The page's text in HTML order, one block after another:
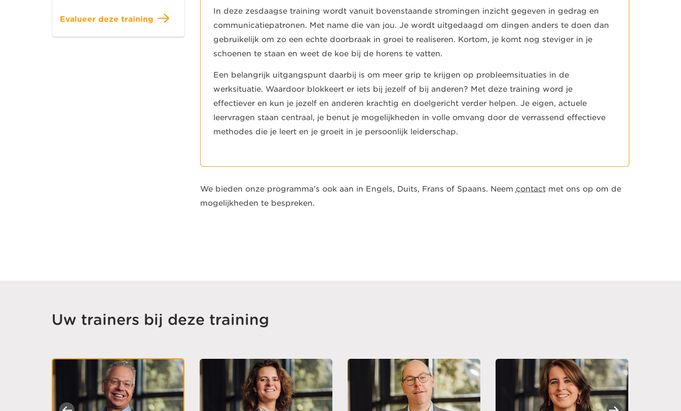
In deze zesdaagse training wordt vanuit bovenstaande stromingen inzicht gegeven in gedrag en
communicatiepatronen. Met name die van jou. Je wordt uitgedaagd om dingen anders te doen dan
gebruikelijk om zo een echte doorbraak in groei te realiseren. Kortom, je komt nog steviger in je
schoenen te staan en weet de koe bij de horens te vatten.
Een belangrijk uitgangspunt daarbij is om meer grip te krijgen op probleemsituaties in de
werksituatie. Waardoor blokkeert er iets bij jezelf of bij anderen? Met deze training word je
effectiever en kun je jezelf en anderen krachtig en doelgericht verder helpen. Je eigen, actuele
leervragen staan centraal, je benut je mogelijkheden in volle omvang door de verrassend effectieve
methodes die je leert en je groeit in je persoonlijk leiderschap.
We bieden onze programma's ook aan in Engels, Duits, Frans of Spaans. Neem contactmet ons op om de
mogelijkheden te bespreken.
Evalueer deze training
Uw trainers bij deze training